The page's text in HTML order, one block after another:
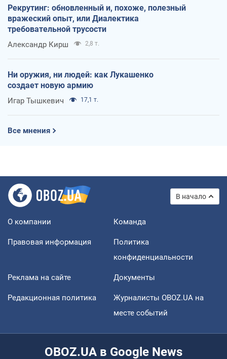
Рекрутинг: обновленный и, похоже, полезный
вражеский опыт, или Диалектика
требовательной трусости
Александр Кирш 2,8 т.
Ни оружия, ни людей: как Лукашенко
создает новую армию
Игар Тышкевич 17,1 т.
Все мнения
В начало
О компании Команда
Правовая информация
Политика
конфиденциальности
Реклама на сайте Документы
Редакционная политика
Журналисты OBOZ.UA на
месте событий
OBOZ.UA в Google News